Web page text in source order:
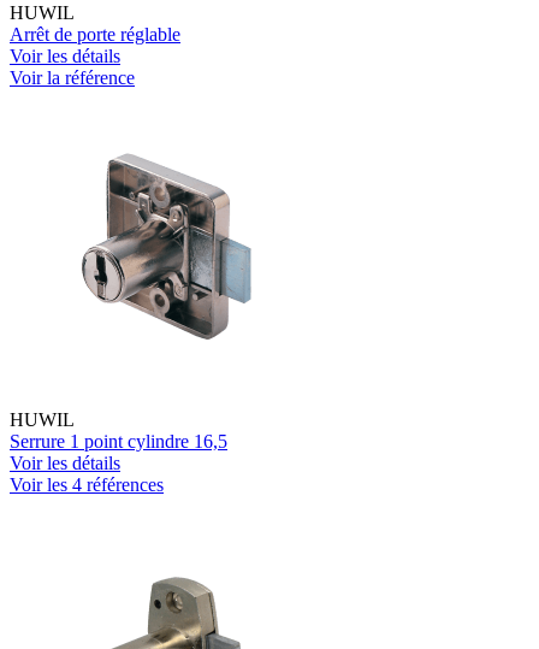
HUWIL
Arrêt de porte réglable
Voir les détails
Voir la référence
HUWIL
Serrure 1 point cylindre 16,5
Voir les détails
Voir les 4 références